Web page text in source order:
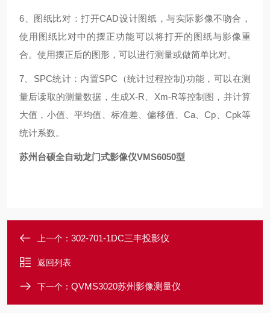
6、图纸比对：打开CAD设计图纸，与实际影像不吻合，
使用图纸比对中的摆正功能可以将打开的图纸与影像重
合。使用摆正后的图形，可以进行测量或做简单比对。
7、SPC统计：内置SPC（统计过程控制)功能，可以在测
量后读取的测量数据，生成X-R、Xm-R等控制图，并计算
大值，小值、平均值、标准差、偏移值、Ca、Cp、Cpk等
统计系数。
苏州台硕全自动龙门式影像仪VMS6050型
上一个： 302-701-1DC三丰投影仪
返回列表
下一个： QVMS3020苏州影像测量仪